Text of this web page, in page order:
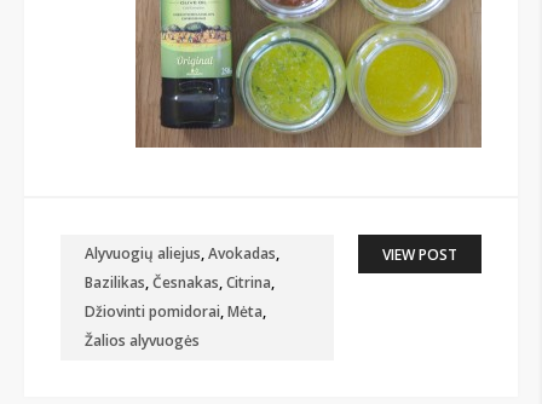
Alyvuogių aliejus,Avokadas,
Bazilikas,Česnakas,Citrina,
Džiovinti pomidorai,Mėta,
Žalios alyvuogės
VIEW POST